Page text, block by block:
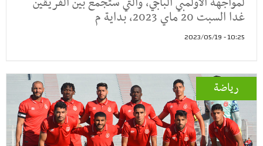
غدا السبت 20 ماي 2023، بداية م
10:25 - 2023/05/19
رياضة